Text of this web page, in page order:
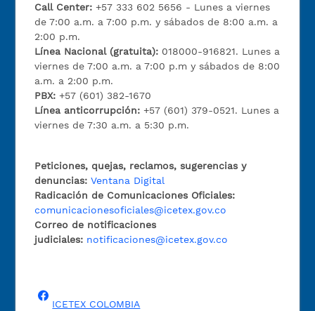
Call Center:+57 333 602 5656 - Lunes a viernes
de 7:00 a.m. a 7:00 p.m. y sábados de 8:00 a.m. a
2:00 p.m.
Línea Nacional (gratuita): 018000-916821. Lunes a
viernes de 7:00 a.m. a 7:00 p.m y sábados de 8:00
a.m. a 2:00 p.m.
PBX:+57 (601) 382-1670
Línea anticorrupción:+57 (601) 379-0521. Lunes a
viernes de 7:30 a.m. a 5:30 p.m.
Peticiones, quejas, reclamos, sugerencias y
denuncias: Ventana Digital
Radicación de Comunicaciones Oficiales:
comunicacionesoficiales@icetex.gov.co
Correo de notificaciones
judiciales: notificaciones@icetex.gov.co
ICETEX COLOMBIA